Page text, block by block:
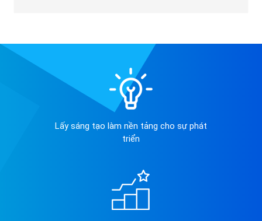
Lấy sáng tạo làm nền tảng cho sự phát
triển